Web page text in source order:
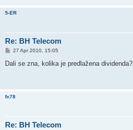
5-ER
Re: BH Telecom
P
s
27 Apr 2010, 15:05
Dali se zna, kolika je predlažena dividenda?
fx78
Re: BH Telecom